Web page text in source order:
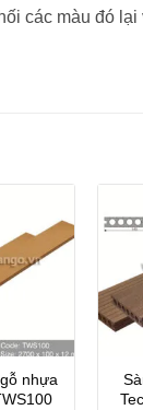
các màu đó
nhựa